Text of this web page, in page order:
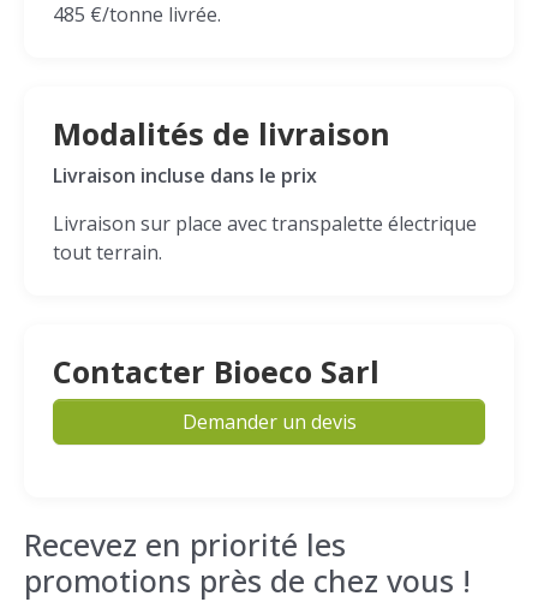
485 €/tonne livrée.
Modalités de livraison
Livraison incluse dans le prix
Livraison sur place avec transpalette électrique
tout terrain.
Contacter Bioeco Sarl
Demander un devis
Recevez en priorité les
promotions près de chez vous !